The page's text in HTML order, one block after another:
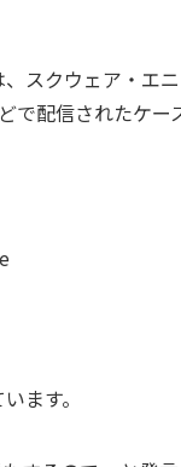
スクウェア・エ
で配信されたケー
ます。